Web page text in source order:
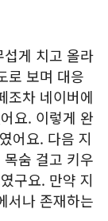
게 치고 올라
로 보며 대응
조차 네이버에
요. 이렇게 완
어요. 다음 지
숨 걸고 키우
구요. 만약 지
서나 존재하는